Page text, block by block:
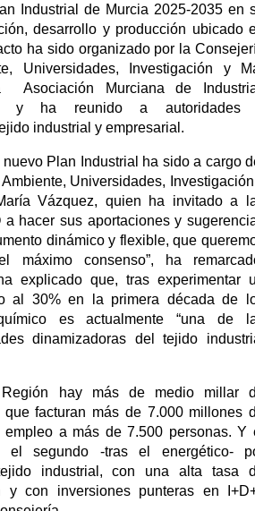
Industrial de Murcia 2025-2035 en
desarrollo y producción ubicado
ha sido organizado por la
Universidades, Investigación y
Asociación Murciana de
y ha reunido a autoridades
industrial y empresarial.
Plan Industrial ha sido a cargo
Universidades,
Vázquez, quien ha invitado a
a hacer sus aportaciones y
dinámico y flexible, que
máximo consenso”, ha
explicado que, tras experimentar
al 30% en la primera década de
es actualmente “una de
dinamizadoras del tejido
hay más de medio millar
que facturan más de 7.000 millones
a más de 7.500 personas. Y
el segundo -tras el energético-
industrial, con una alta tasa
y con inversiones punteras en